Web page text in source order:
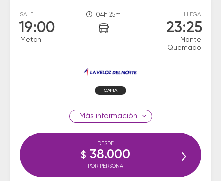
SALE
19:00
Metan
04h 25m LLEGA
23:25
Monte
Quemado
CAMA
información
DESDE
$ 38.000
POR PERSONA